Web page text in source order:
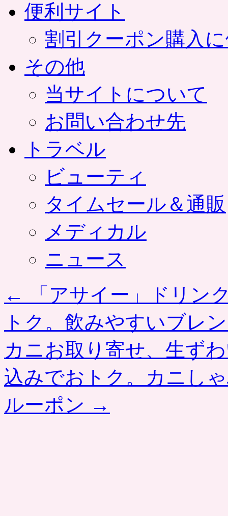
便利サイト
割引クーポン購入
その他
当サイトについて
お問い合わせ先
トラベル
ビューティ
タイムセール＆通販
メディカル
ニュース
←
「アサイー」ドリン
トク。飲みやすいブレ
カニお取り寄せ、生ず
込みでおトク。カニし
ルーポン →